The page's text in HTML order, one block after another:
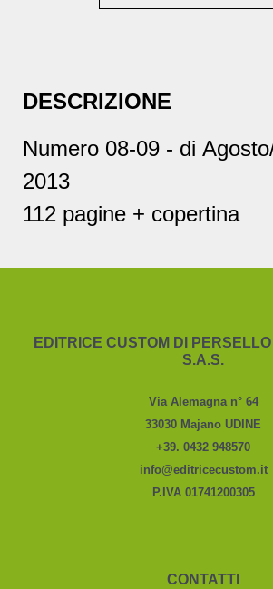
DESCRIZIONE
Numero 08-09 - di
2013
112 pagine + copertina
EDITRICE CUSTOM DI
S.A.S.
Via Alemagna n° 64
33030 Majano UDINE
+39. 0432 948570
info@editricecustom.it
P.IVA 01741200305
CONTATTI